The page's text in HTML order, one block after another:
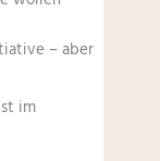
– aber
im